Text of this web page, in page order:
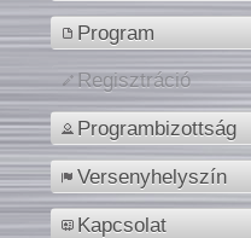
Program
Regisztráció
Programbizottság
Versenyhelyszín
Kapcsolat